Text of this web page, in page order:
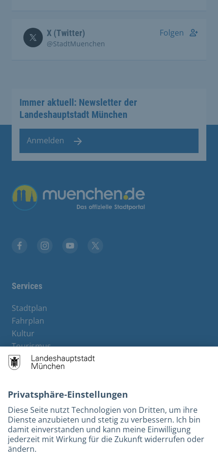
X (Twitter)
@StadtMuenchen
Folgen
Immer aktuell: Newsletter der
Landeshauptstadt München
Anmelden
Übergreifende Links
Services
Stadtplan
Fahrplan
Kultur
Tourismus
M-Strom
Bürgerservice
Rechtliches und Kontakt
Barrierefreiheit
Leichte Sprache